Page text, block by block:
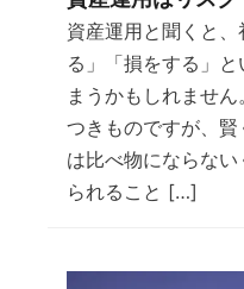
資産運用と聞くと
る」「損をする」
まうかもしれませ
つきものですが、
は比べ物にならな
られること […]